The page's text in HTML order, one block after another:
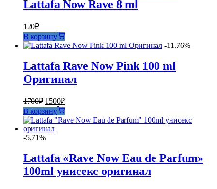
Lattafa Now Rave 8 ml
120₽
В корзину
-11.76%
Lattafa Rave Now Pink 100 ml
Оригинал
1700₽ Первоначальная
цена
составляла
1700₽.
1500₽Текущая
цена:
1500₽.
В корзину
-5.71%
Lattafa «Rave Now Eau de Parfum»
100ml унисекс оригинал